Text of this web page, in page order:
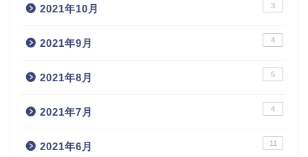
2021年10月 3
2021年9月 4
2021年8月 5
2021年7月 4
2021年6月 11